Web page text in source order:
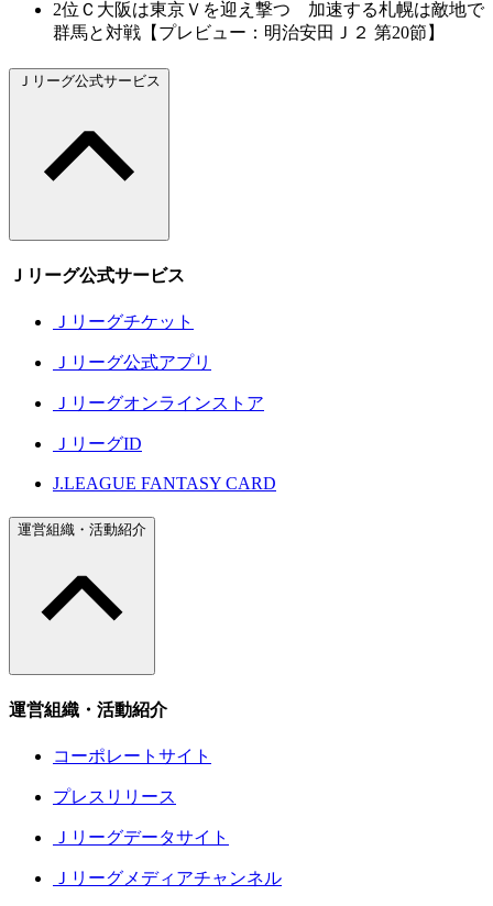
2位Ｃ大阪は東京Ｖを迎え撃つ 加速する札幌は敵地で
群馬と対戦【プレビュー：明治安田Ｊ２ 第20節】
Ｊリーグ公式サービス
Ｊリーグ公式サービス
Ｊリーグチケット
Ｊリーグ公式アプリ
Ｊリーグオンラインストア
ＪリーグID
J.LEAGUE FANTASY CARD
運営組織・活動紹介
運営組織・活動紹介
コーポレートサイト
プレスリリース
Ｊリーグデータサイト
Ｊリーグメディアチャンネル